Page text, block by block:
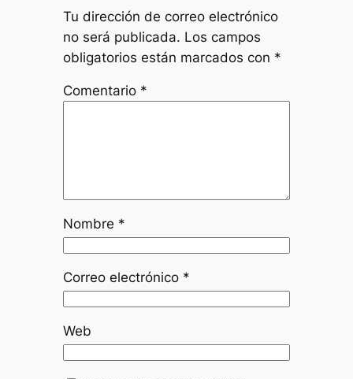
Tu dirección de correo electrónico
no será publicada. Los campos
obligatorios están marcados con *
Comentario *
Nombre *
Correo electrónico *
Web